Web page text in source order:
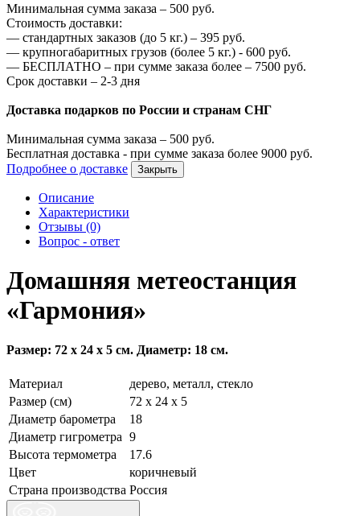
Минимальная сумма заказа – 500 руб.
Стоимость доставки:
— стандартных заказов (до 5 кг.) – 395 руб.
— крупногабаритных грузов (более 5 кг.) - 600 руб.
— БЕСПЛАТНО – при сумме заказа более – 7500 руб.
Срок доставки – 2-3 дня
Доставка подарков по России и странам СНГ
Минимальная сумма заказа – 500 руб.
Бесплатная доставка - при сумме заказа более 9000 руб.
Подробнее о доставке
Закрыть
Описание
Характеристики
Отзывы (0)
Вопрос - ответ
Домашняя метеостанция
«Гармония»
Размер: 72 х 24 х 5 см. Диаметр: 18 см.
Материал
дерево, металл, стекло
Размер (см)
72 x 24 x 5
Диаметр барометра
18
Диаметр гигрометра 9
Высота термометра
17.6
Цвет
коричневый
Страна производства Россия